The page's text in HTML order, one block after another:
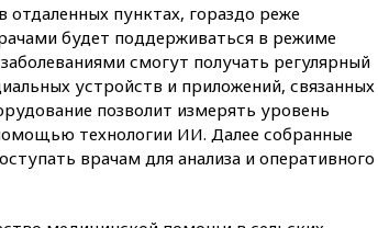
13:45В Петербурге достроили
новый тоннель зеленой ветки
метро
13:38В эфире «Радиостанции
Судного дня» прозвучали три
сообщения
автомобиля на толпу в Омске
пунктах, гораздо реже
будет поддерживаться в режиме
смогут получать регулярный
устройств и приложений, связанных
позволит измерять уровень
технологии ИИ. Далее собранные
врачам для анализа и оперативного